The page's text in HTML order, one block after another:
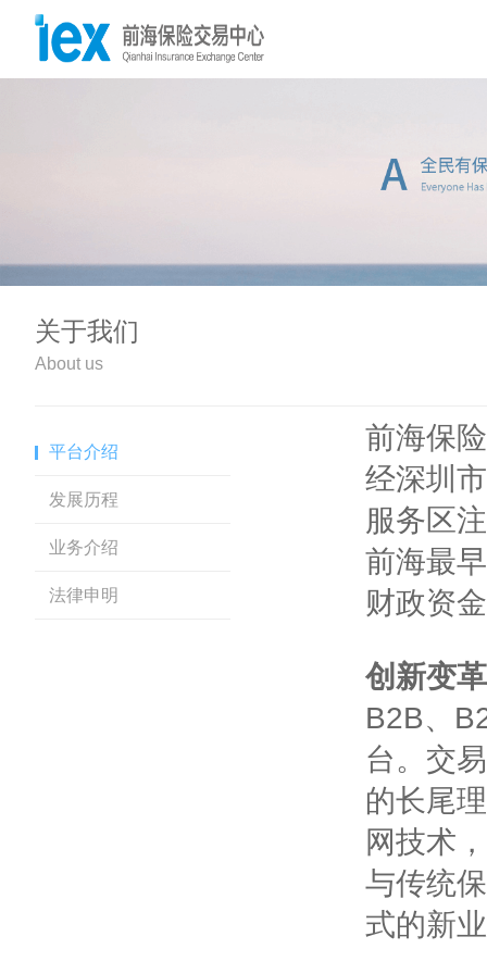
关于我们
About us
平台介绍
发展历程
业务介绍
法律申明
前海保
经深圳
服务区
前海最
财政资
创新变革
B2B、
台。交
的长尾
网技术
与传统
式的新